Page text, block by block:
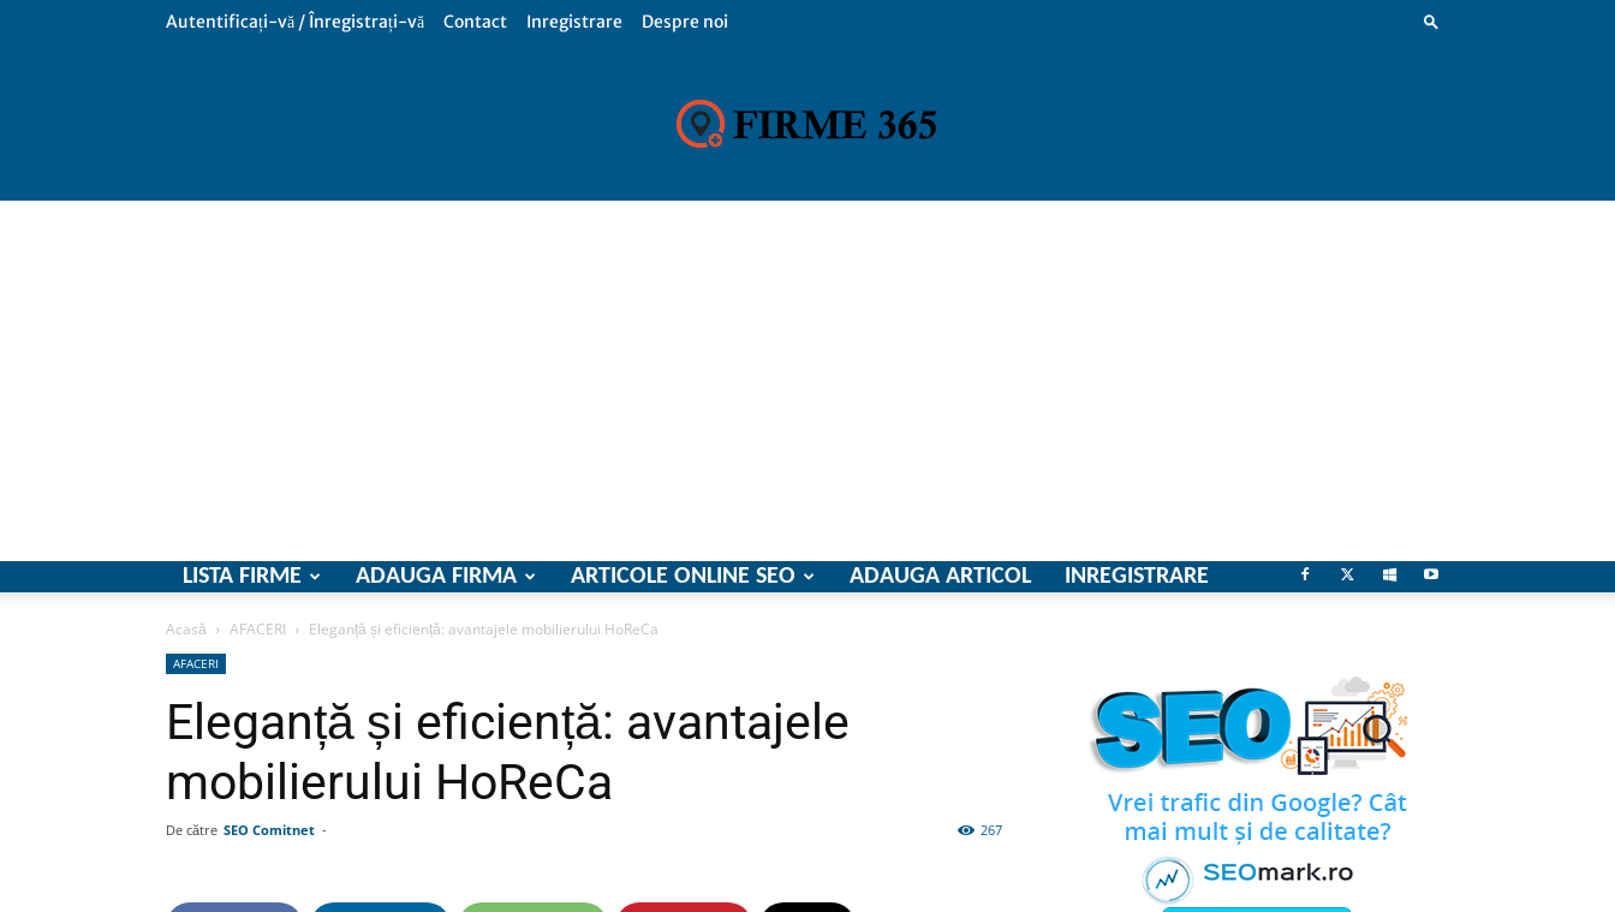
Autentificați-vă / Înregistrați-vă Contact Inregistrare Despre noi
LISTA FIRME ADAUGA FIRMA ARTICOLE ONLINE SEO ADAUGA ARTICOL INREGISTRARE
Acasă AFACERI Eleganță și eficiență: avantajele mobilierului HoReCa
AFACERI
Eleganță și eficiență: avantajele
mobilierului HoReCa
De către SEO Comitnet - 267